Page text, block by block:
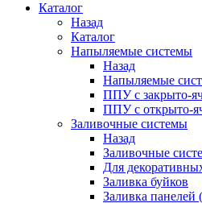
Каталог
Назад
Каталог
Напыляемые системы
Назад
Напыляемые
ППУ с закрыто-
ППУ с открыто-
Заливочные системы
Назад
Заливочные
Для
Заливка буйков
Заливка